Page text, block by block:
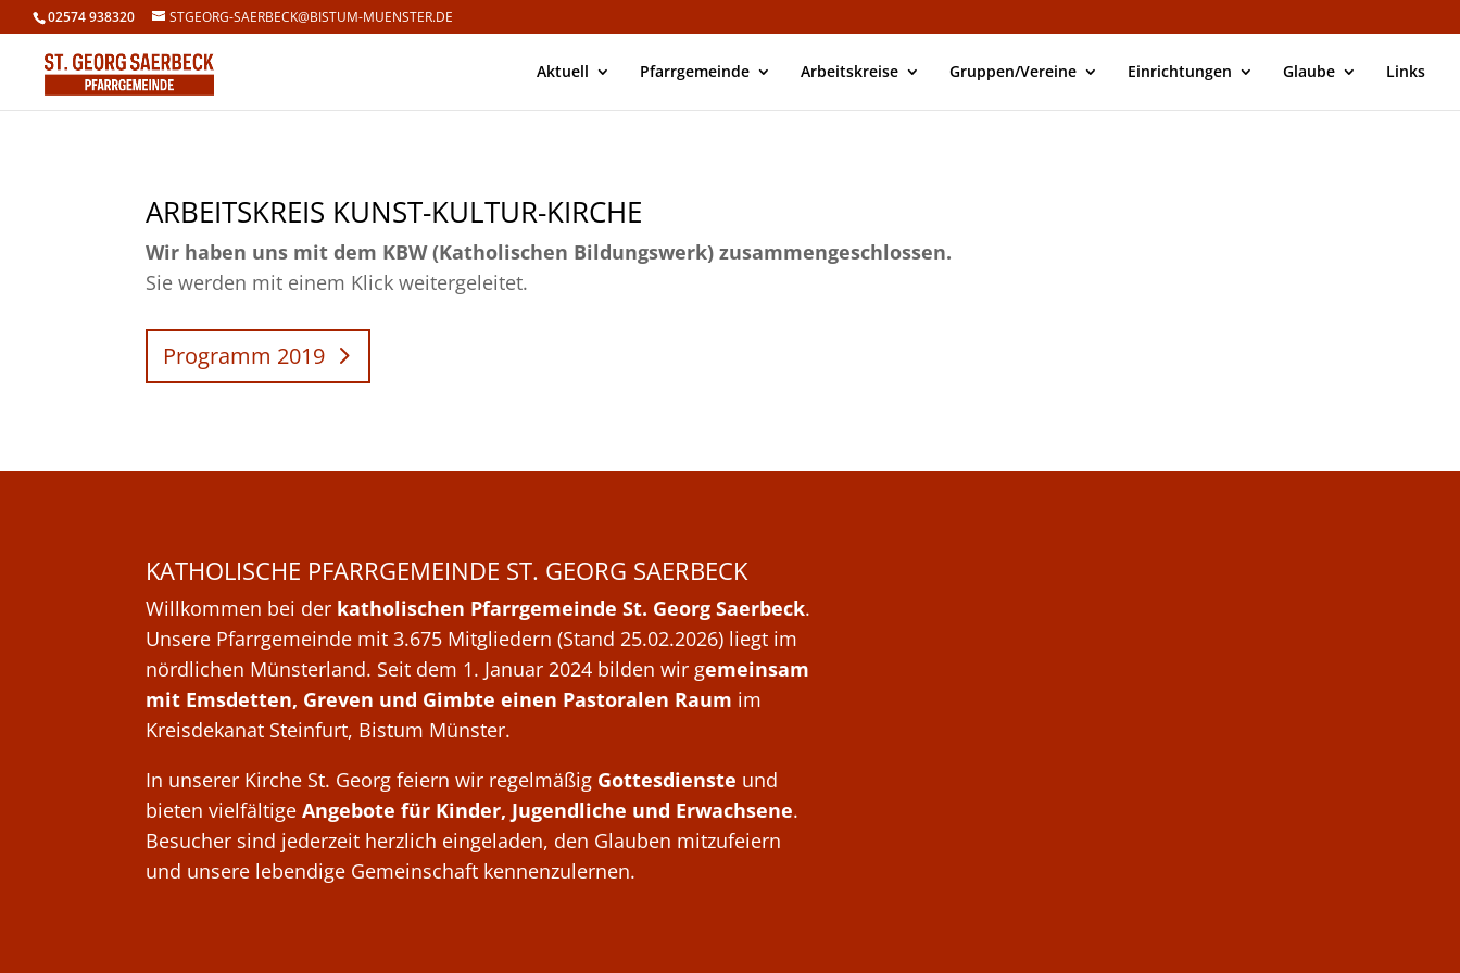
02574 938320 STGEORG-SAERBECK@BISTUM-MUENSTER.DE
Aktuell Pfarrgemeinde Arbeitskreise Gruppen/Vereine Einrichtungen Glaube Links
ARBEITSKREIS KUNST-KULTUR-KIRCHE
Wir haben uns mit dem KBW (Katholischen Bildungswerk) zusammengeschlossen.
Sie werden mit einem Klick weitergeleitet.
Programm 2019
KATHOLISCHE PFARRGEMEINDE ST. GEORG SAERBECK
Willkommen bei der katholischen Pfarrgemeinde St. Georg Saerbeck.
Unsere Pfarrgemeinde mit 3.675 Mitgliedern (Stand 25.02.2026) liegt im
nördlichen Münsterland. Seit dem 1. Januar 2024 bilden wir gemeinsam
mit Emsdetten, Greven und Gimbte einen Pastoralen Raum im
Kreisdekanat Steinfurt, Bistum Münster.
In unserer Kirche St. Georg feiern wir regelmäßig Gottesdienste und
bieten vielfältigeAngebote für Kinder, Jugendliche und Erwachsene.
Besucher sind jederzeit herzlich eingeladen, den Glauben mitzufeiern
und unsere lebendige Gemeinschaft kennenzulernen.